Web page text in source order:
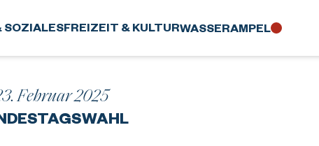
SOZIALESFREIZEIT & KULTURWASSER­AMPEL
Februar 2025